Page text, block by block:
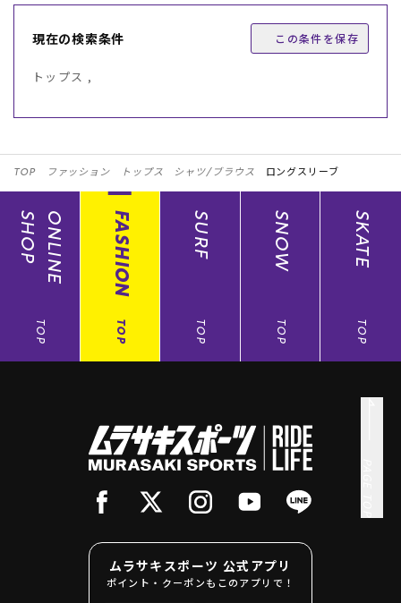
現在の検索条件 この条件を保存
トップス ,
TOP ファッション トップス シャツ/ブラウス ロングスリーブ
ONLINE
SHOP
TOP
FASHION
TOP
SURF
TOP
SNOW
TOP
SKATE
TOP
ムラサキスポーツ 公式アプリ
ポイント・クーポンもこのアプリで！